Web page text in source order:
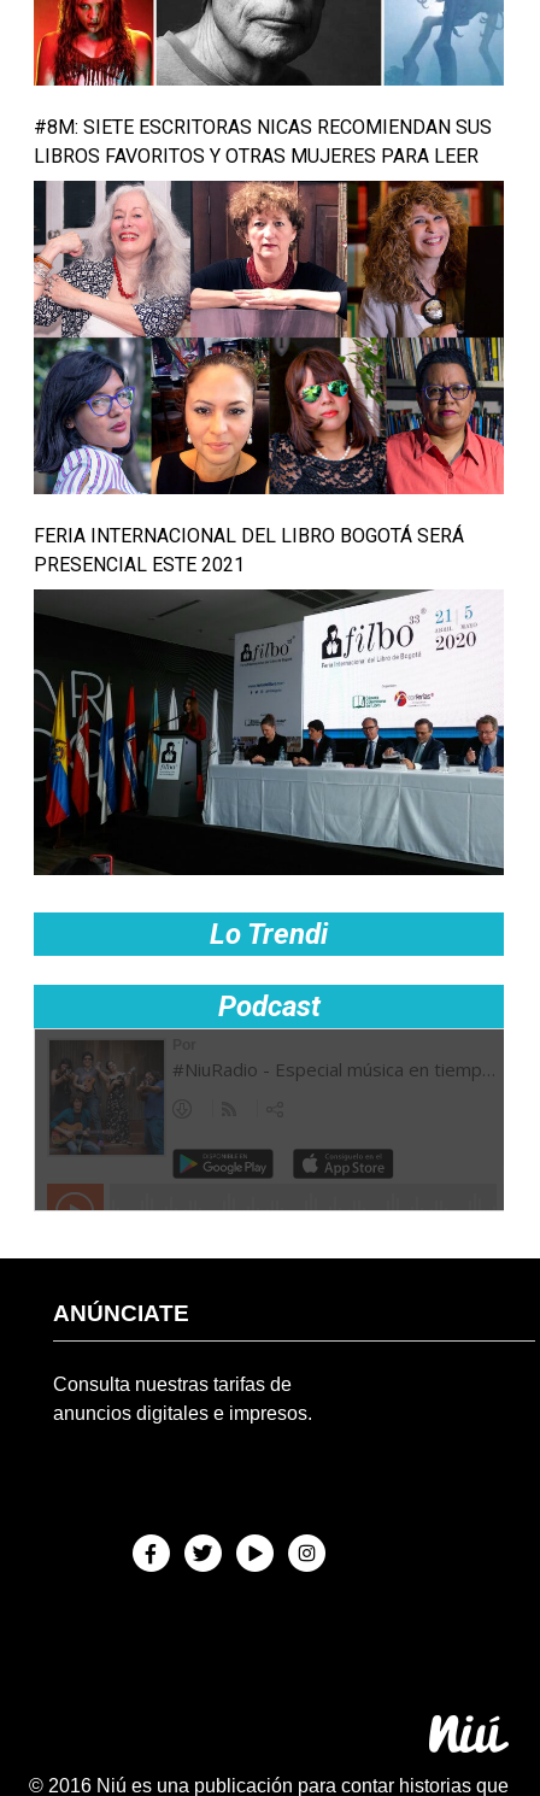
#8M: SIETE ESCRITORAS NICAS RECOMIENDAN SUS
LIBROS FAVORITOS Y OTRAS MUJERES PARA LEER
FERIA INTERNACIONAL DEL LIBRO BOGOTÁ SERÁ
PRESENCIAL ESTE 2021
Lo Trendi
Podcast
ANÚNCIATE
Consulta nuestras tarifas de
anuncios digitales e impresos.
© 2016 Niú es una publicación para contar historias que